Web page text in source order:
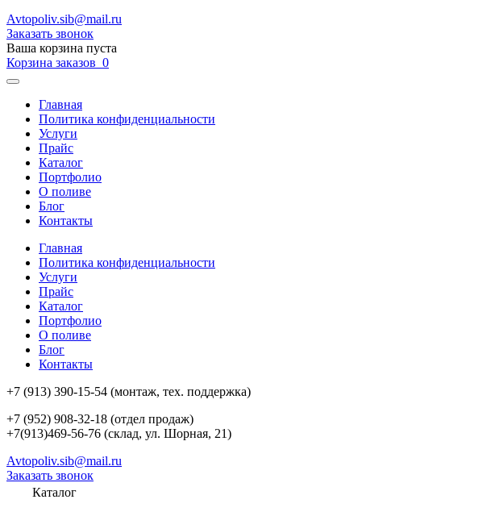
Avtopoliv.sib@mail.ru
Заказать звонок
Ваша корзина пуста
Корзина заказов 0
Главная
Политика конфиденциальности
Услуги
Прайс
Каталог
Портфолио
О поливе
Блог
Контакты
Главная
Политика конфиденциальности
Услуги
Прайс
Каталог
Портфолио
О поливе
Блог
Контакты
+7 (913) 390-15-54 (монтаж, тех. поддержка)
+7 (952) 908-32-18 (отдел продаж)
+7(913)469-56-76 (склад, ул. Шорная, 21)
Avtopoliv.sib@mail.ru
Заказать звонок
Каталог